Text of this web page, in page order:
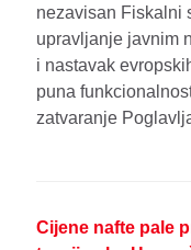
nezavisan Fiskalni
upravljanje javnim
i nastavak
puna
zatvaranje
Cijene nafte pale